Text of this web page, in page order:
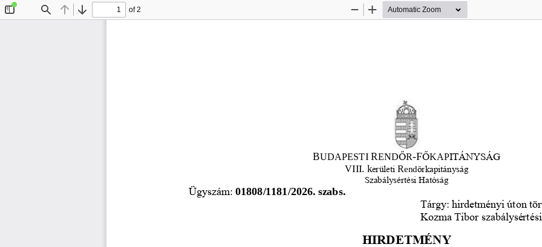
Find Previous
Next
of 2
Zoom
Zoom
BUDAPESTI RENDŐR-FŐKAPITÁNYSÁG
VIII. kerületi Rendőrkapitányság
Szabálysértési Hatóság
Ügyszám: 01808/1181/2026. szabs.
Tárgy: hirdetményi úton
Kozma Tibor
HIRDETMÉNY